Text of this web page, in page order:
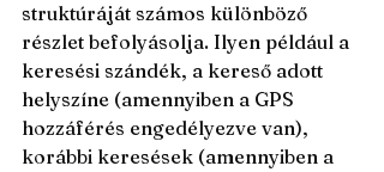
struktúráját számos különböző
részlet befolyásolja. Ilyen például a
keresési szándék, a kereső adott
helyszíne (amennyiben a GPS
hozzáférés engedélyezve van),
korábbi keresések (amennyiben a